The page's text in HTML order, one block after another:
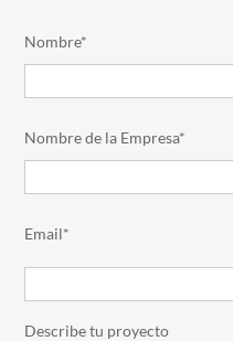
Nombre*
Nombre de la Empresa*
Email*
Describe tu proyecto